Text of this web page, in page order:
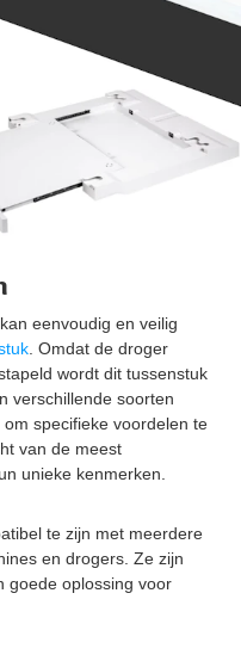
eenvoudig en veilig
. Omdat de droger
wordt dit tussenstuk
verschillende soorten
specifieke voordelen te
van de meest
unieke kenmerken.
te zijn met meerdere
en drogers. Ze zijn
goede oplossing voor